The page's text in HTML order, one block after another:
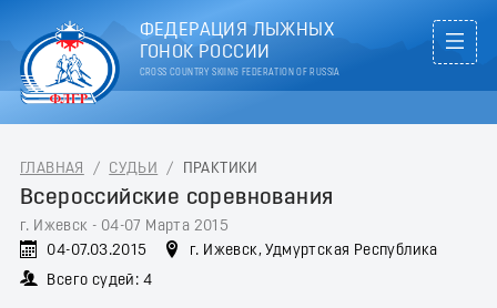
ФЕДЕРАЦИЯ ЛЫЖНЫХ
ГОНОК РОССИИ
CROSS COUNTRY SKIING FEDERATION OF RUSSIA
ГЛАВНАЯ / СУДЬИ / ПРАКТИКИ
Всероссийские соревнования
г. Ижевск - 04-07 Марта 2015
04-07.03.2015
г. Ижевск, Удмуртская Республика
Всего судей: 4